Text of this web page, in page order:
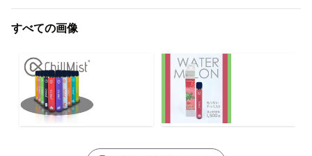
すべての画像